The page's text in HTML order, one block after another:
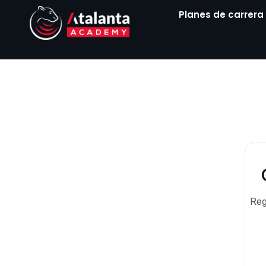
contenido
Planes de carrera